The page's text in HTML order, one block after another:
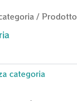
/ Prodotto
categoria